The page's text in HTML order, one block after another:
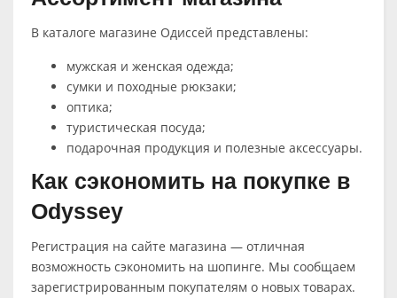
В каталоге магазине Одиссей представлены:
мужская и женская одежда;
сумки и походные рюкзаки;
оптика;
туристическая посуда;
подарочная продукция и полезные аксессуары.
Как сэкономить на покупке в
Odyssey
Регистрация на сайте магазина — отличная
возможность сэкономить на шопинге. Мы сообщаем
зарегистрированным покупателям о новых товарах.